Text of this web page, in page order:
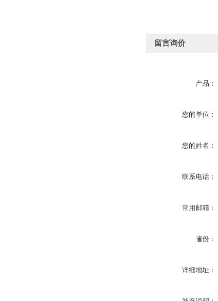
留言询价
产品：
您的单位：
您的姓名：
联系电话：
常用邮箱：
省份：
详细地址：